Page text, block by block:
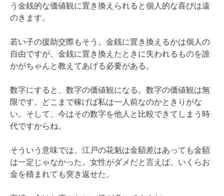
う金銭的な価値観に置き換えられると個人的な喜びは遠
のきます。
若い子の援助交際もそう。金銭に置き換えるかは個人の
自由ですが、金銭に置き換えたときに失われるものを誰
かがちゃんと教えてあげる必要がある。
数字にすると、数字の価値観になる。数字の価値観は無
限です。どこまで稼げば私は一人前なのかときりがな
い。そして、今はその数字を他人と比較できてしまう時
代ですからね。
そういう意味では、江戸の花魁は金額差はあっても金額
は一定じゃなかった。女性がダメだと言えば、いくらお
金を積まれても突き返せた。